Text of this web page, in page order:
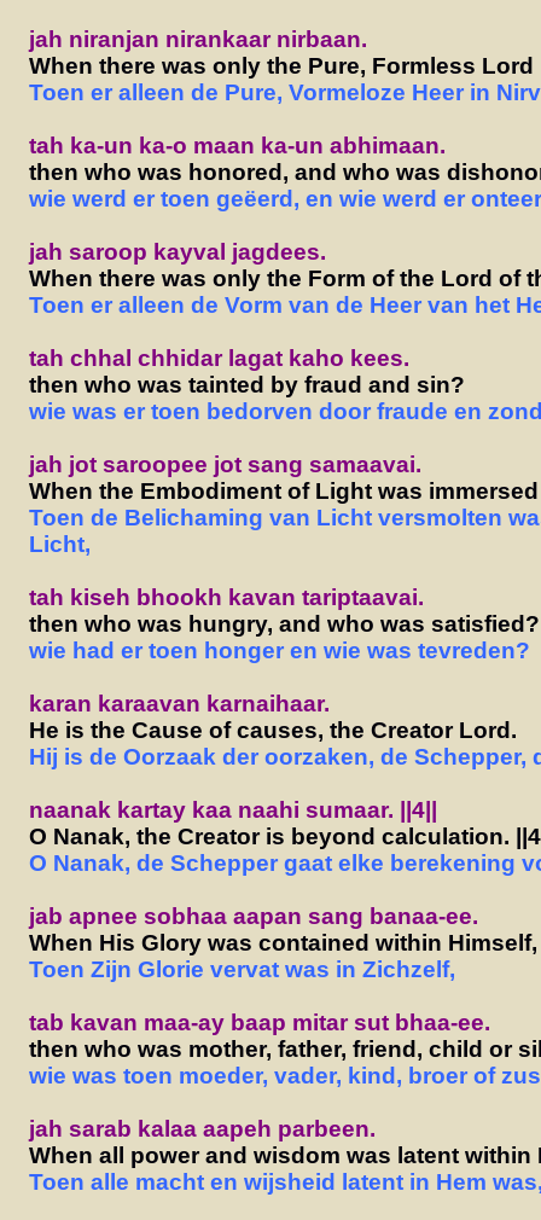
jah niranjan nirankaar nirbaan.
When there was only the Pure, Formless Lord
Toen er alleen de Pure, Vormeloze Heer in
tah ka-un ka-o maan ka-un abhimaan.
then who was honored, and who was
wie werd er toen geëerd, en wie werd er
jah saroop kayval jagdees.
When there was only the Form of the Lord of
Toen er alleen de Vorm van de Heer van het
tah chhal chhidar lagat kaho kees.
then who was tainted by fraud and sin?
wie was er toen bedorven door fraude en
jah jot saroopee jot sang samaavai.
When the Embodiment of Light was
Toen de Belichaming van Licht versmolten
Licht,
tah kiseh bhookh kavan tariptaavai.
then who was hungry, and who was satisfied?
wie had er toen honger en wie was tevreden?
karan karaavan karnaihaar.
He is the Cause of causes, the Creator Lord.
Hij is de Oorzaak der oorzaken, de Schepper,
naanak kartay kaa naahi sumaar. ||4||
O Nanak, the Creator is beyond calculation.
O Nanak, de Schepper gaat elke berekening
jab apnee sobhaa aapan sang banaa-ee.
When His Glory was contained within Himself,
Toen Zijn Glorie vervat was in Zichzelf,
tab kavan maa-ay baap mitar sut bhaa-ee.
then who was mother, father, friend, child or
wie was toen moeder, vader, kind, broer of
jah sarab kalaa aapeh parbeen.
When all power and wisdom was latent within
Toen alle macht en wijsheid latent in Hem